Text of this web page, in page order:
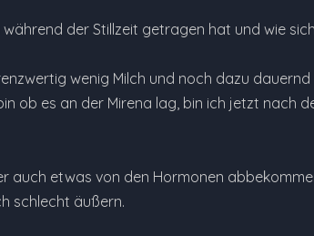
der Stillzeit getragen hat und wie
wenig Milch und noch dazu
ob es an der Mirena lag, bin ich jetzt nach
auch etwas von den Hormonen
schlecht äußern.